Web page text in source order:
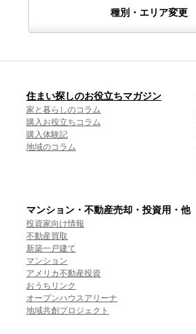
種別・エリア変更
住まい探しのお役立ちマガジン
家と暮らしのコラム
購入お役立ちコラム
購入体験記
地域のコラム
マンション・不動産売却・投資用・他
投資家向け情報
不動産買取
新築一戸建て
マンション
アメリカ不動産投資
おうちリンク
オープンハウスアリーナ
地域共創プロジェクト